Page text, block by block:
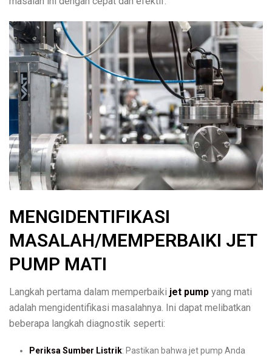
MENGIDENTIFIKASI
MASALAH/MEMPERBAIKI JET
PUMP MATI
Langkah pertama dalam memperbaiki jet pump yang mati
adalah mengidentifikasi masalahnya. Ini dapat melibatkan
beberapa langkah diagnostik seperti:
Periksa Sumber Listrik: Pastikan bahwa jet pump Anda